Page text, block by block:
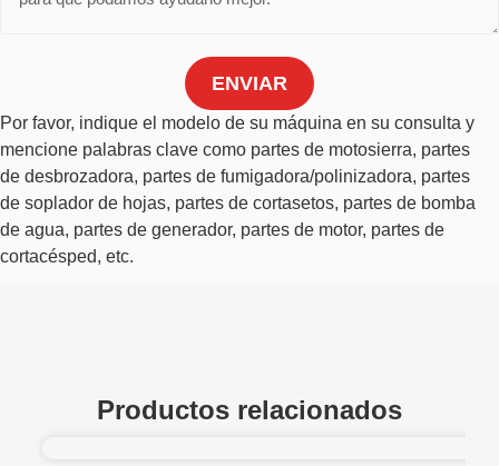
ENVIAR
Por favor, indique el modelo de su máquina en su consulta y
mencione palabras clave como partes de motosierra, partes
de desbrozadora, partes de fumigadora/polinizadora, partes
de soplador de hojas, partes de cortasetos, partes de bomba
de agua, partes de generador, partes de motor, partes de
cortacésped, etc.
Productos relacionados